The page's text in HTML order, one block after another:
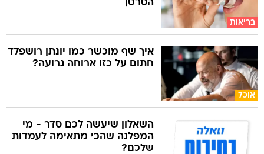
בריאות
הסרטן
אוכל
איך שף מוכשר כמו יונתן רושפלד
חתום על כזו ארוחה גרועה?
השאלון שיעשה לכם סדר - מי
המפלגה שהכי מתאימה לעמדות
שלכם?